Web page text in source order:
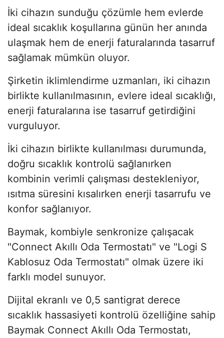
İki cihazın sunduğu çözümle hem evlerde
ideal sıcaklık koşullarına günün her anında
ulaşmak hem de enerji faturalarında tasarruf
sağlamak mümkün oluyor.
Şirketin iklimlendirme uzmanları, iki cihazın
birlikte kullanılmasının, evlere ideal sıcaklığı,
enerji faturalarına ise tasarruf getirdiğini
vurguluyor.
İki cihazın birlikte kullanılması durumunda,
doğru sıcaklık kontrolü sağlanırken
kombinin verimli çalışması destekleniyor,
ısıtma süresini kısalırken enerji tasarrufu ve
konfor sağlanıyor.
Baymak, kombiyle senkronize çalışacak
"Connect Akıllı Oda Termostatı" ve "Logi S
Kablosuz Oda Termostatı" olmak üzere iki
farklı model sunuyor.
Dijital ekranlı ve 0,5 santigrat derece
sıcaklık hassasiyeti kontrolü özelliğine sahip
Baymak Connect Akıllı Oda Termostatı,